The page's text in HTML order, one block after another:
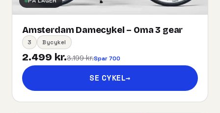
Amsterdam Damecykel – Oma 3 gear
3 Bycykel
2.499 kr.3.199 kr.Spar 700
SE CYKEL→